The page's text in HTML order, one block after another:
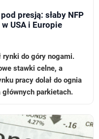
presją: słaby NFP
USA i Europie
rynki do góry nogami.
stawki celne, a
pracy dolał do ognia
parkietach.